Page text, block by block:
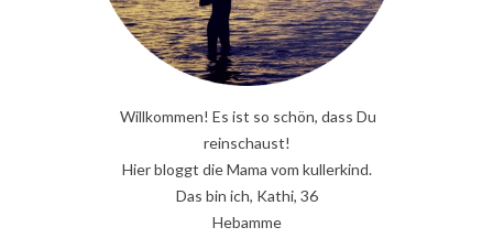
Willkommen! Es ist so schön, dass Du
reinschaust!
Hier bloggt die Mama vom kullerkind.
Das bin ich, Kathi, 36
Hebamme